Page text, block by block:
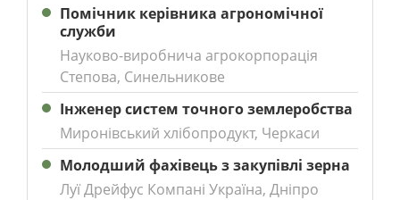
Помічник керівника агрономічної
служби
Науково-виробнича агрокорпорація
Степова, Синельникове
Інженер систем точного землеробства
Миронівський хлібопродукт, Черкаси
Молодший фахівець з закупівлі зерна
Луї Дрейфус Компані Україна, Дніпро